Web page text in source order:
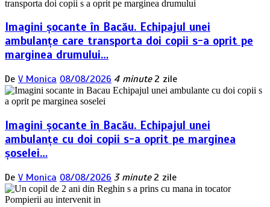
Imagini șocante în Bacău. Echipajul unei
ambulanțe care transporta doi copii s-a oprit pe
marginea drumului…
De V Monica 08/08/2026 4 minute 2 zile
Imagini șocante în Bacău. Echipajul unei
ambulanțe cu doi copii s-a oprit pe marginea
șoselei…
De V Monica 08/08/2026 3 minute 2 zile